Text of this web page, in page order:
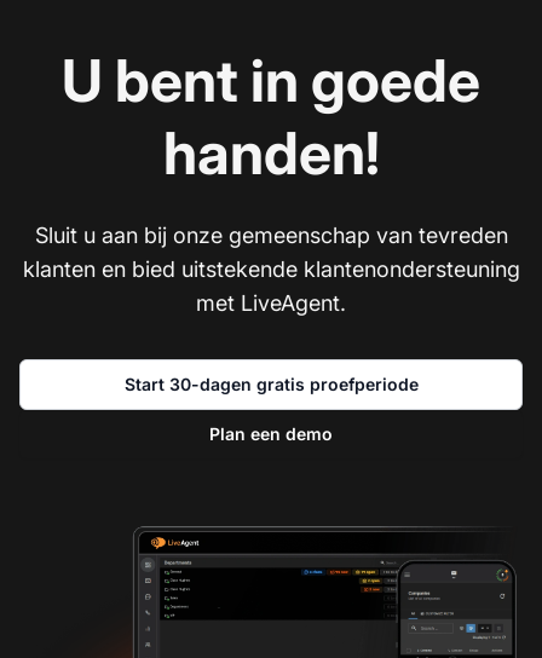
U bent in goede
handen!
Sluit u aan bij onze gemeenschap van tevreden
klanten en bied uitstekende klantenondersteuning
met LiveAgent.
Start 30-dagen gratis proefperiode
Plan een demo